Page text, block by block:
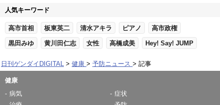
人気キーワード
高市首相 板東英二 清水アキラ ピアノ 高市政権
黒田みゆ 黄川田仁志 女性 高橋成美 Hey! Say! JUMP
日刊ゲンダイDIGITAL 健康 予防ニュース 記事
健康
病気
症状